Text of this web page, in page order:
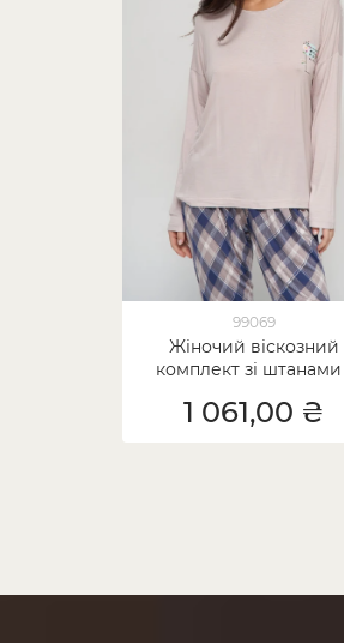
99069
Жіночий віскозний
комплект зі
1 061,00 ₴